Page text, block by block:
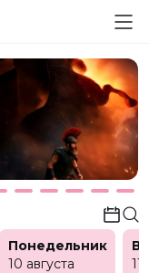
Понедельник
10 августа
11